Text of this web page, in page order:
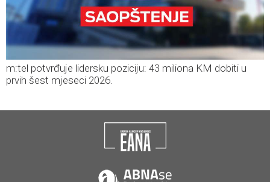
m:tel potvrđuje lidersku poziciju: 43 miliona KM dobiti u
prvih šest mjeseci 2026.